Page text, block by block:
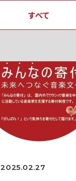
すべて
2025.02.27